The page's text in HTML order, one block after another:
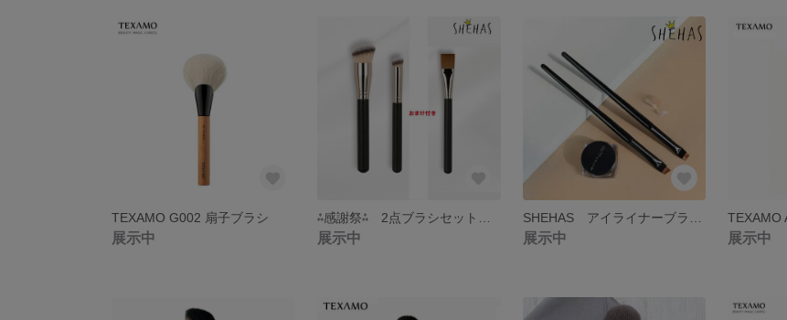
TEXAMO G002 扇子ブラシ
展示中 展示中 展示中 展示中